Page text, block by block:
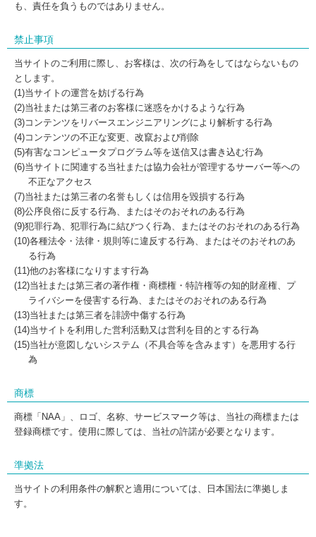
も、責任を負うものではありません。
禁止事項
当サイトのご利用に際し、お客様は、次の行為をしてはならないもの
とします。
(1)当サイトの運営を妨げる行為
(2)当社または第三者のお客様に迷惑をかけるような行為
(3)コンテンツをリバースエンジニアリングにより解析する行為
(4)コンテンツの不正な変更、改竄および削除
(5)有害なコンピュータプログラム等を送信又は書き込む行為
(6)当サイトに関連する当社または協力会社が管理するサーバー等への
不正なアクセス
(7)当社または第三者の名誉もしくは信用を毀損する行為
(8)公序良俗に反する行為、またはそのおそれのある行為
(9)犯罪行為、犯罪行為に結びつく行為、またはそのおそれのある行為
(10)各種法令・法律・規則等に違反する行為、またはそのおそれのあ
る行為
(11)他のお客様になりすます行為
(12)当社または第三者の著作権・商標権・特許権等の知的財産権、プ
ライバシーを侵害する行為、またはそのおそれのある行為
(13)当社または第三者を誹謗中傷する行為
(14)当サイトを利用した営利活動又は営利を目的とする行為
(15)当社が意図しないシステム（不具合等を含みます）を悪用する行
為
商標
商標「NAA」、ロゴ、名称、サービスマーク等は、当社の商標または
登録商標です。使用に際しては、当社の許諾が必要となります。
準拠法
当サイトの利用条件の解釈と適用については、日本国法に準拠しま
す。